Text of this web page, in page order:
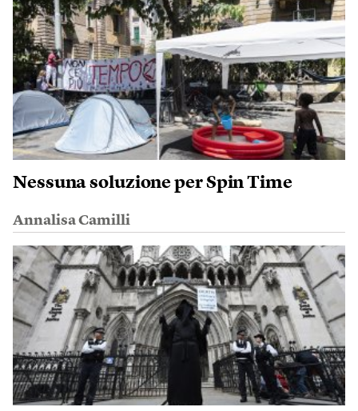
Nessuna soluzione per Spin Time
Annalisa Camilli